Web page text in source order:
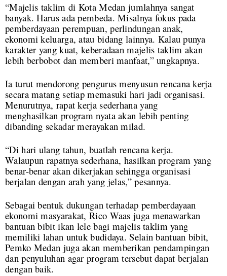
“Majelis taklim di Kota Medan jumlahnya sangat
banyak. Harus ada pembeda. Misalnya fokus pada
pemberdayaan perempuan, perlindungan anak,
ekonomi keluarga, atau bidang lainnya. Kalau punya
karakter yang kuat, keberadaan majelis taklim akan
lebih berbobot dan memberi manfaat,” ungkapnya.
Ia turut mendorong pengurus menyusun rencana kerja
secara matang setiap memasuki hari jadi organisasi.
Menurutnya, rapat kerja sederhana yang
menghasilkan program nyata akan lebih penting
dibanding sekadar merayakan milad.
“Di hari ulang tahun, buatlah rencana kerja.
Walaupun rapatnya sederhana, hasilkan program yang
benar-benar akan dikerjakan sehingga organisasi
berjalan dengan arah yang jelas,” pesannya.
Sebagai bentuk dukungan terhadap pemberdayaan
ekonomi masyarakat, Rico Waas juga menawarkan
bantuan bibit ikan lele bagi majelis taklim yang
memiliki lahan untuk budidaya. Selain bantuan bibit,
Pemko Medan juga akan memberikan pendampingan
dan penyuluhan agar program tersebut dapat berjalan
dengan baik.